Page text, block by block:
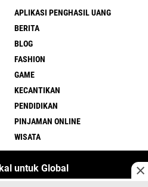
APLIKASI PENGHASIL UANG
BERITA
BLOG
FASHION
GAME
KECANTIKAN
PENDIDIKAN
PINJAMAN ONLINE
WISATA
untuk Global